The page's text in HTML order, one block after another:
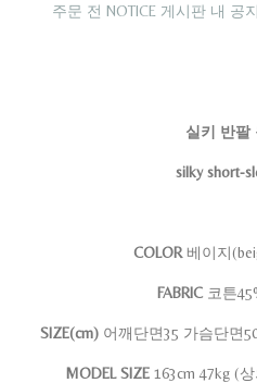
주문 전 NOTICE 게시판 내 공
실키 반팔
silky short-
COLOR베이지
FABRIC 코튼
SIZE(cm)어깨단면35 가슴단면
MODEL SIZE163cm 47kg (